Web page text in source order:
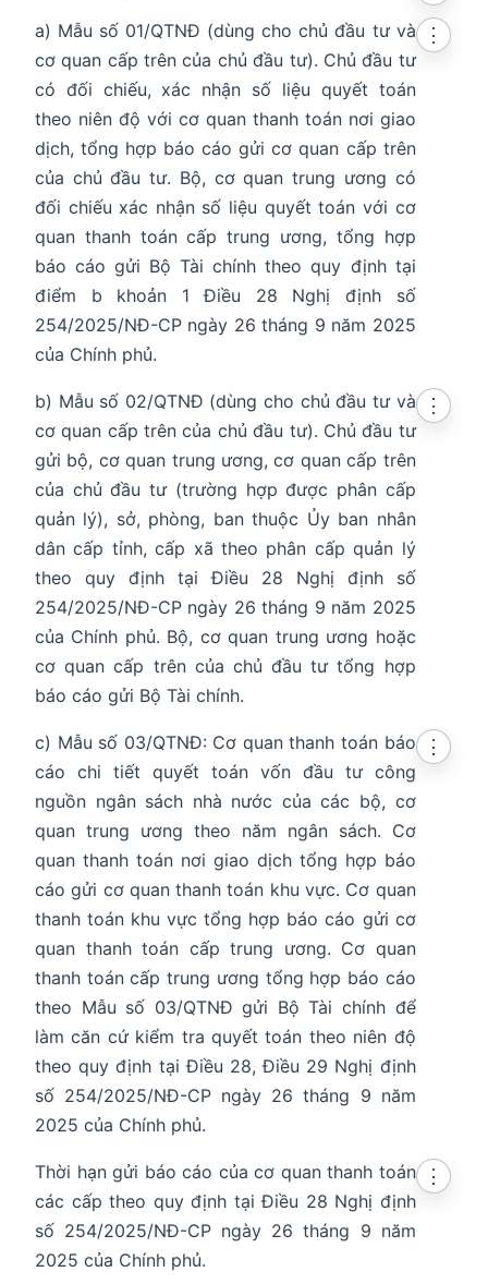
a) Mẫu số 01/QTNĐ (dùng cho chủ đầu tư và
cơ quan cấp trên của chủ đầu tư). Chủ đầu tư
có đối chiếu, xác nhận số liệu quyết toán
theo niên độ với cơ quan thanh toán nơi giao
dịch, tổng hợp báo cáo gửi cơ quan cấp trên
của chủ đầu tư. Bộ, cơ quan trung ương có
đối chiếu xác nhận số liệu quyết toán với cơ
quan thanh toán cấp trung ương, tổng hợp
báo cáo gửi Bộ Tài chính theo quy định tại
điểm b khoản 1 Điều 28 Nghị định số
254/2025/NĐ-CP ngày 26 tháng 9 năm 2025
của Chính phủ.
⋮
b) Mẫu số 02/QTNĐ (dùng cho chủ đầu tư và
cơ quan cấp trên của chủ đầu tư). Chủ đầu tư
gửi bộ, cơ quan trung ương, cơ quan cấp trên
của chủ đầu tư (trường hợp được phân cấp
quản lý), sở, phòng, ban thuộc Ủy ban nhân
dân cấp tỉnh, cấp xã theo phân cấp quản lý
theo quy định tại Điều 28 Nghị định số
254/2025/NĐ-CP ngày 26 tháng 9 năm 2025
của Chính phủ. Bộ, cơ quan trung ương hoặc
cơ quan cấp trên của chủ đầu tư tổng hợp
báo cáo gửi Bộ Tài chính.
⋮
c) Mẫu số 03/QTNĐ: Cơ quan thanh toán báo
cáo chi tiết quyết toán vốn đầu tư công
nguồn ngân sách nhà nước của các bộ, cơ
quan trung ương theo năm ngân sách. Cơ
quan thanh toán nơi giao dịch tổng hợp báo
cáo gửi cơ quan thanh toán khu vực. Cơ quan
thanh toán khu vực tổng hợp báo cáo gửi cơ
quan thanh toán cấp trung ương. Cơ quan
thanh toán cấp trung ương tổng hợp báo cáo
theo Mẫu số 03/QTNĐ gửi Bộ Tài chính để
làm căn cứ kiểm tra quyết toán theo niên độ
theo quy định tại Điều 28, Điều 29 Nghị định
số 254/2025/NĐ-CP ngày 26 tháng 9 năm
2025 của Chính phủ.
⋮
Thời hạn gửi báo cáo của cơ quan thanh toán
các cấp theo quy định tại Điều 28 Nghị định
số 254/2025/NĐ-CP ngày 26 tháng 9 năm
2025 của Chính phủ.
⋮